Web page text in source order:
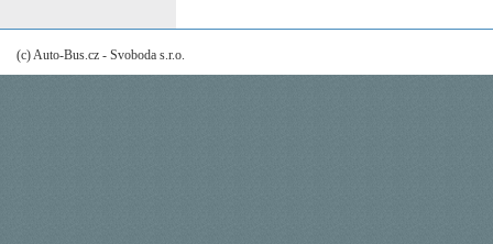
(c) Auto-Bus.cz - Svoboda s.r.o.